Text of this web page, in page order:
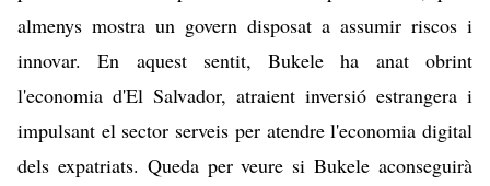
almenys mostra un govern disposat a assumir riscos i
innovar. En aquest sentit, Bukele ha anat obrint
l'economia d'El Salvador, atraient inversió estrangera i
impulsant el sector serveis per atendre l'economia digital
dels expatriats. Queda per veure si Bukele aconseguirà